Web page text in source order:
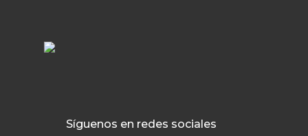
Síguenos en redes sociales